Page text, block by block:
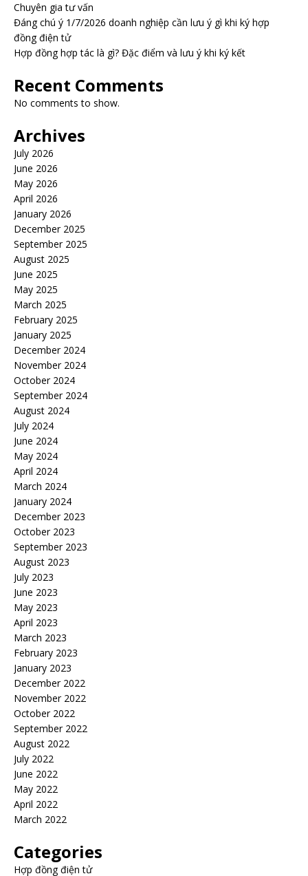
Chuyên gia tư vấn
Đáng chú ý 1/7/2026 doanh nghiệp cần lưu ý gì khi ký hợp
đồng điện tử
Hợp đồng hợp tác là gì? Đặc điểm và lưu ý khi ký kết
Recent Comments
No comments to show.
Archives
July 2026
June 2026
May 2026
April 2026
January 2026
December 2025
September 2025
August 2025
June 2025
May 2025
March 2025
February 2025
January 2025
December 2024
November 2024
October 2024
September 2024
August 2024
July 2024
June 2024
May 2024
April 2024
March 2024
January 2024
December 2023
October 2023
September 2023
August 2023
July 2023
June 2023
May 2023
April 2023
March 2023
February 2023
January 2023
December 2022
November 2022
October 2022
September 2022
August 2022
July 2022
June 2022
May 2022
April 2022
March 2022
Categories
Hợp đồng điện tử